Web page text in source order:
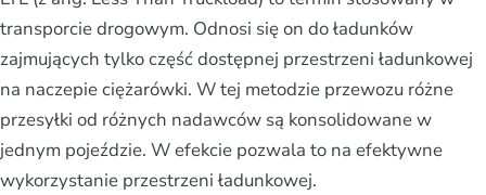
transporcie drogowym. Odnosi się on do ładunków
zajmujących tylko część dostępnej przestrzeni ładunkowej
na naczepie ciężarówki. W tej metodzie przewozu różne
przesyłki od różnych nadawców są konsolidowane w
jednym pojeździe. W efekcie pozwala to na efektywne
wykorzystanie przestrzeni ładunkowej.